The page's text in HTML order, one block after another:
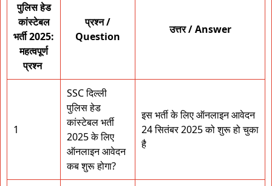
पुलिस हेड
कांस्टेबल
भर्ती 2025:
महत्वपूर्ण
प्रश्न
प्रश्न /
Question
उत्तर / Answer
1
SSC दिल्ली
पुलिस हेड
कांस्टेबल भर्ती
2025 के लिए
ऑनलाइन आवेदन
कब शुरू होगा?
इस भर्ती के लिए ऑनलाइन आवेदन
24 सितंबर 2025 को शुरू हो चुका
है